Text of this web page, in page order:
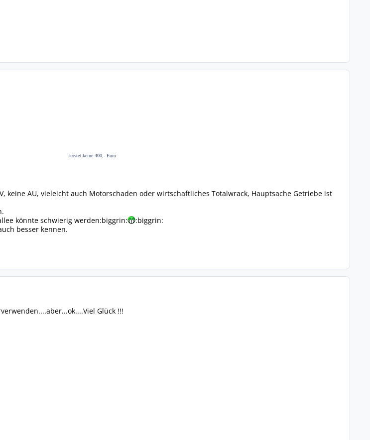
kostet keine 400,- Euro
keine AU, vieleicht auch Motorschaden oder wirtschaftliches Totalwrack, Hauptsache Getriebe ist
könnte schwierig werden:biggrin:
:biggrin:
besser kennen.
Glück !!!